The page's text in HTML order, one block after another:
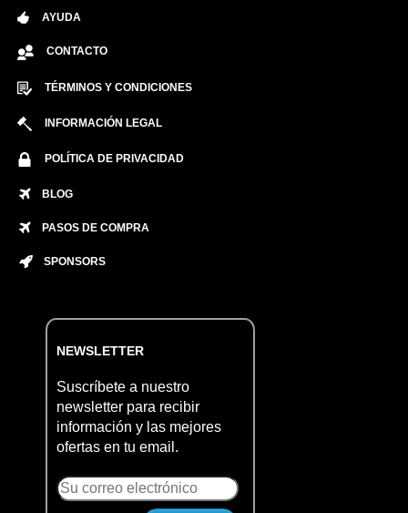
AYUDA
CONTACTO
TÉRMINOS Y CONDICIONES
INFORMACIÓN LEGAL
POLÍTICA DE PRIVACIDAD
BLOG
PASOS DE COMPRA
SPONSORS
NEWSLETTER
Suscríbete a nuestro
newsletter para recibir
información y las mejores
ofertas en tu email.